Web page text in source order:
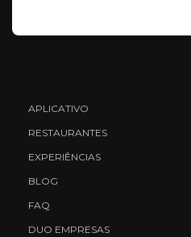
APLICATIVO
RESTAURANTES
EXPERIÊNCIAS
BLOG
FAQ
DUO EMPRESAS